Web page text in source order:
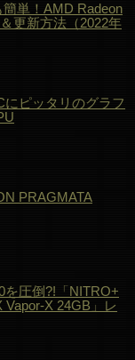
簡単！AMD Radeon
更新方法（2022年
ピッタリのグラフ
PRAGMATA
を圧倒?!「NITRO+
Vapor-X 24GB」レ